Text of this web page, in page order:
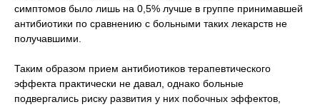
симптомов было лишь на 0,5% лучше в группе принимавшей
антибиотики по сравнению с больными таких лекарств не
получавшими.
Таким образом прием антибиотиков терапевтического
эффекта практически не давал, однако больные
подвергались риску развития у них побочных эффектов,